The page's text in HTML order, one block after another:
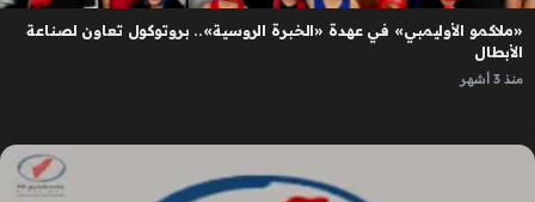
«ملاكمو الأوليمبي» في عهدة «الخبرة الروسية».. بروتوكول تعاون لصناعة
الأبطال
منذ 3 أشهر